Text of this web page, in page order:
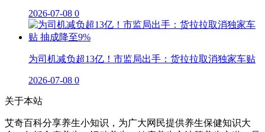
2026-07-08 0
为司机减负超13亿！市监局出手：货拉拉取消独家车贴
2026-07-08 0
关于本站
艾奇百科分享养生小知识，为广大网民提供养生保健知识大